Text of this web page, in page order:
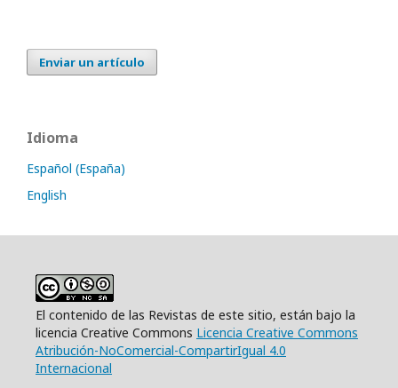
Enviar un artículo
Idioma
Español (España)
English
El contenido de las Revistas de este sitio, están bajo la
licencia Creative Commons Licencia Creative Commons
Atribución-NoComercial-CompartirIgual 4.0
Internacional